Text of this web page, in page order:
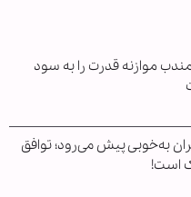
موازنه قدرت را به سود
به‌خوبی پیش می‌رود؛ توافق
است!